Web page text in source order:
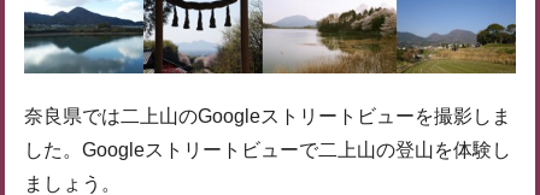
奈良県では二上山のGoogleストリートビューを撮影しま
した。Googleストリートビューで二上山の登山を体験し
ましょう。